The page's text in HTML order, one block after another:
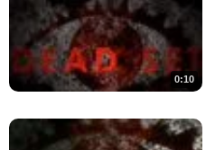
0:10